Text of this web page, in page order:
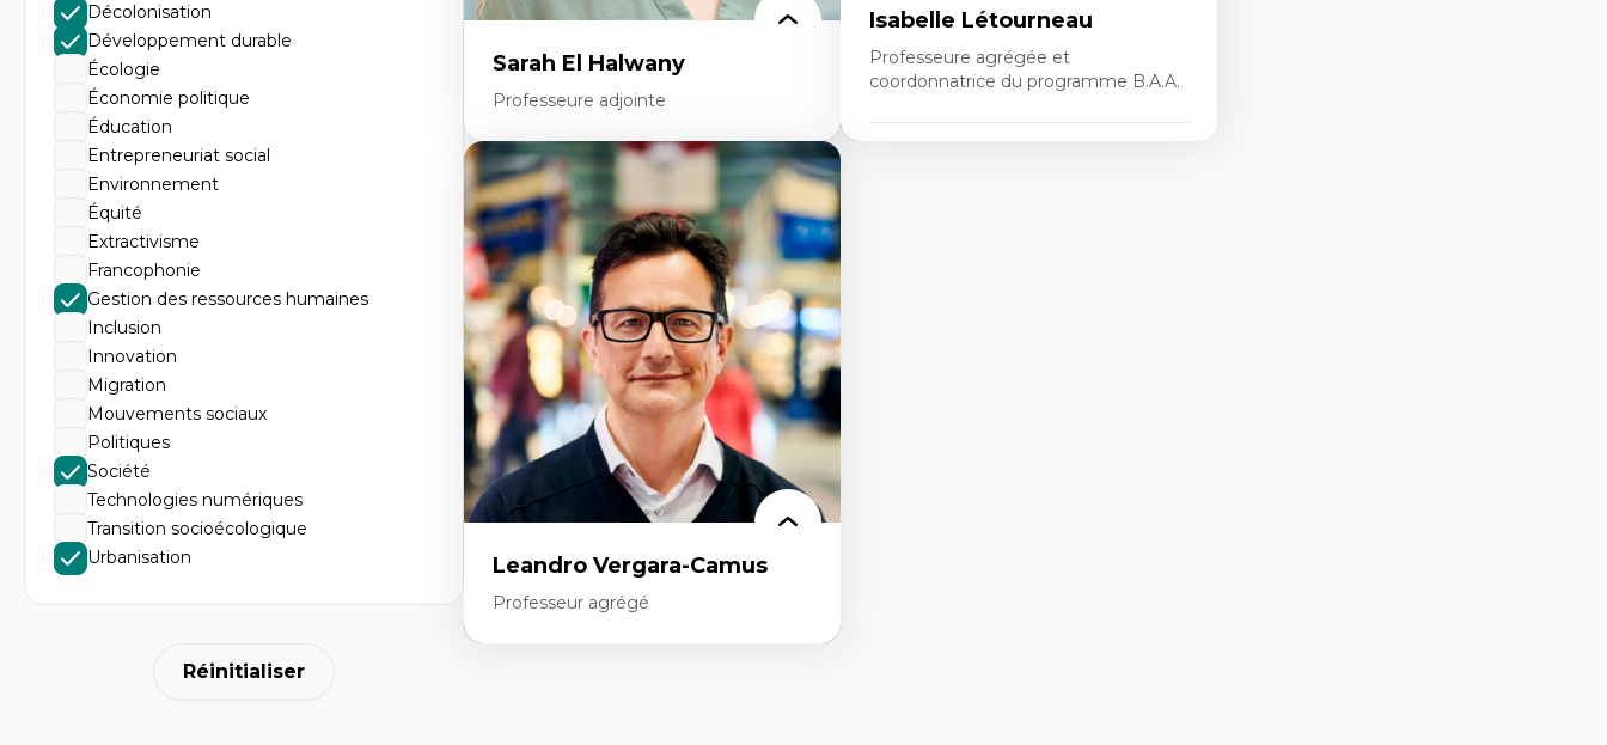
Décolonisation
Développement durable
Écologie
Économie politique
Éducation
Entrepreneuriat social
Environnement
Équité
Extractivisme
Francophonie
Gestion des ressources humaines
Inclusion
Innovation
Migration
Mouvements sociaux
Politiques
Société
Technologies numériques
Transition socioécologique
Urbanisation
Réinitialiser
Sarah El Halwany
Professeure adjointe
Expertises
Les apports pédagogiques des théories de
l'affect, du posthumanisme, du féminisme
dans l'éducation aux sciences
L'apprentissage des sciences/STIM dans une
perspective socioécologique de care
L’insertion professionnelle des
enseignant.e.s
Isabelle Létourneau
Professeure agrégée et
coordonnatrice du programme B.A.A.
Leandro Vergara-Camus
Professeur agrégé